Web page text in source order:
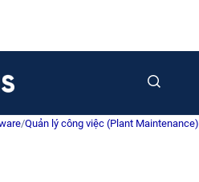
/Quản lý công việc (Plant Maintenance)